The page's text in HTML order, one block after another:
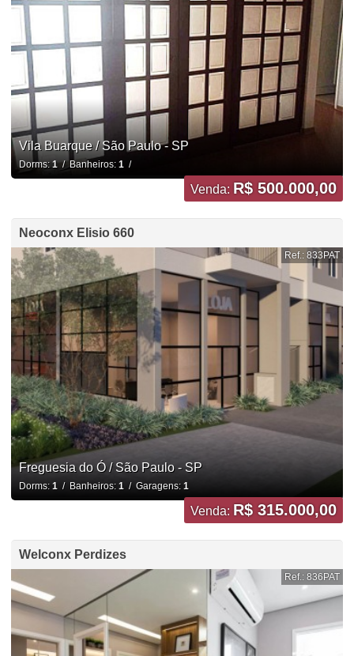
Vila Buarque / São Paulo - SP
Dorms:1/ Banheiros: 1/
Venda: R$ 500.000,00
Neoconx Elisio 660
Ref.: 833PAT
Freguesia do Ó / São Paulo - SP
Dorms: 1 / Banheiros: 1 / Garagens: 1
Venda: R$ 315.000,00
Welconx Perdizes
Ref.: 836PAT